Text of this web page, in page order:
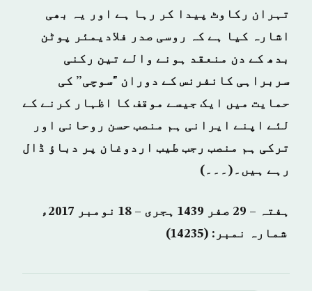
تہران رکاوٹ پیدا کر رہا ہے اور یہ بھی
اشارہ کیا ہے کہ روسی صدر فلادیمئر پوٹن
بدھ کے دن منعقد ہونے والے تین رکنی
سربراہی کانفرنس کے دوران "سوچی” کی
حمایت میں ایک جیسے موقف کا اظہار کرنے کے
لئے اپنے ایرانی ہم منصب حسن روحانی اور
ترکی ہم منصب رجب طیب اردوغان پر دباؤ ڈال
رہے ہیں۔(۔۔۔)
ہفتہ – 29 صفر 1439 ہجری – 18 نومبر 2017ء
شمارہ نمبر: (14235)